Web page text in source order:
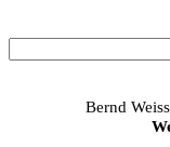
Bernd